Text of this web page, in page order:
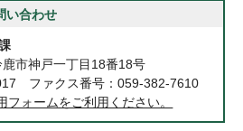
い合わせ
市神戸一丁目18番18号
ファクス番号：059-382-7610
フォームをご利用ください。